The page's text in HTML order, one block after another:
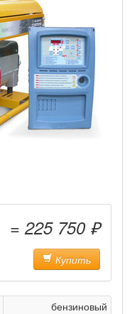
= 225 750 ₽
Купить
бензиновый